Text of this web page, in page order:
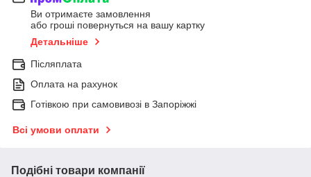
Ви отримаєте замовлення
або гроші повернуться на вашу картку
Детальніше
Післяплата
Оплата на рахунок
Готівкою при самовивозі в Запоріжжі
Всі умови оплати
Подібні товари компанії